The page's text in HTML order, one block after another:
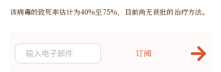
该病毒的致死率估计为40%至75%，目前尚无获批的治疗方法。
订阅